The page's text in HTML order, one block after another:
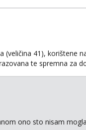
(veličina 41), korištene
te spremna za
ono sto nisam